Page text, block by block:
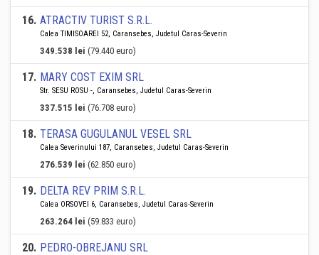
16. ATRACTIV TURIST S.R.L.
Calea TIMISOAREI 52, Caransebes, Judetul Caras-Severin
349.538 lei (79.440 euro)
17. MARY COST EXIM SRL
Str. SESU ROSU -, Caransebes, Judetul Caras-Severin
337.515 lei (76.708 euro)
18. TERASA GUGULANUL VESEL SRL
Calea Severinului 187, Caransebes, Judetul Caras-Severin
276.539 lei (62.850 euro)
19. DELTA REV PRIM S.R.L.
Calea ORSOVEI 6, Caransebes, Judetul Caras-Severin
263.264 lei (59.833 euro)
20. PEDRO-OBREJANU SRL